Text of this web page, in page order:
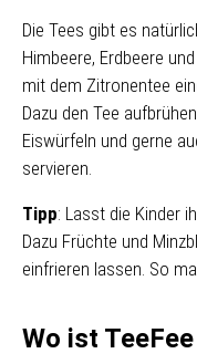
Die Tees gibt es
Himbeere, Erdbeere
mit dem Zitronentee
Dazu den Tee
Eiswürfeln und gerne
servieren.
Tipp: Lasst die Kinder
Dazu Früchte und
einfrieren lassen. So
Wo ist